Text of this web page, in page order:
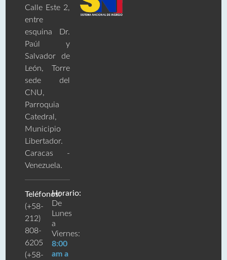
Calle Este 2,
entre
esquina Dr.
Paúl y
Salvador de
León, Torre
sede del
CNU,
Parroquia
Catedral,
Municipio
Libertador.
Caracas -
Venezuela.
Teléfonos:
(+58-
212)
808-
6205
(+58-
Horario:
De
Lunes
a
Viernes:
8:00
am a